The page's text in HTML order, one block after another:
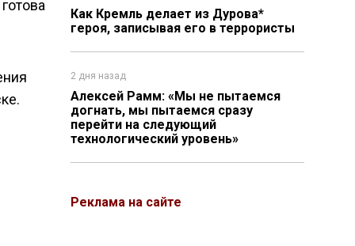
Как Кремль делает из Дурова*
героя, записывая его в террористы
2 дня назад
Алексей Рамм: «Мы не пытаемся
догнать, мы пытаемся сразу
перейти на следующий
технологический уровень»
Реклама на сайте